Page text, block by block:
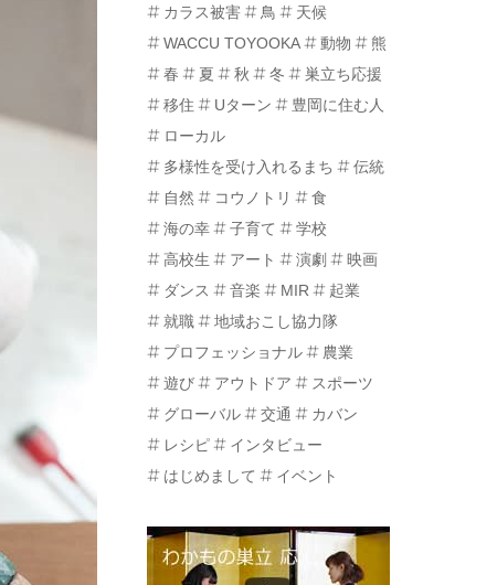
カラス被害
鳥
天候
WACCU TOYOOKA
動物
熊
春
夏 秋 冬
巣立ち応援
移住
Uターン
豊岡に住む人
ローカル
多様性を受け入れるまち
伝統
自然
コウノトリ
食
海の幸
子育て
学校
高校生
アート 演劇
映画
ダンス
音楽 MIR
起業
就職
地域おこし協力隊
プロフェッショナル
農業
遊び
アウトドア
スポーツ
グローバル
交通
カバン
レシピ
インタビュー
はじめまして
イベント